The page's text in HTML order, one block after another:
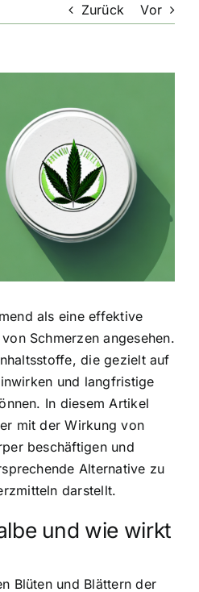
Zurück Vor
als eine effektive
Schmerzen angesehen.
die gezielt auf
und langfristige
In diesem Artikel
mit der Wirkung von
beschäftigen und
Alternative zu
darstellt.
und wie wirkt
Blüten und Blättern der